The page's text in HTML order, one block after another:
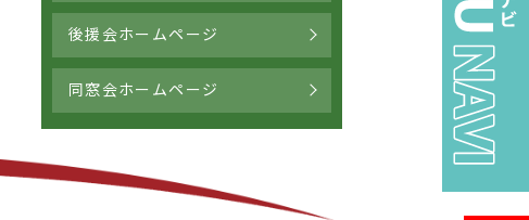
後援会ホームページ
同窓会ホームページ